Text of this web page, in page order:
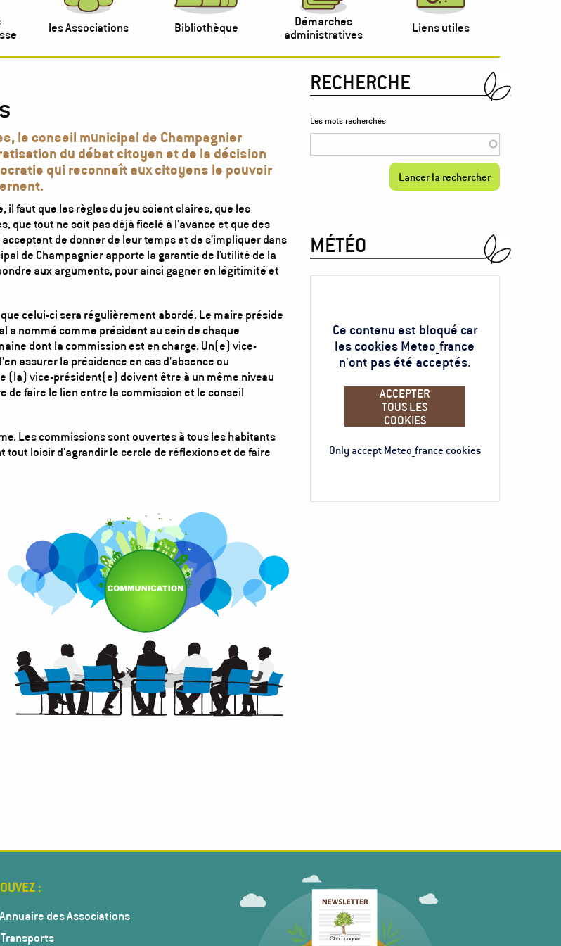
les Associations Bibliothèque
Démarches
administratives
Liens utiles
le conseil municipal de Champagnier
du débat citoyen et de la décision
qui reconnaît aux citoyens le pouvoir
faut que les règles du jeu soient claires, que les
que tout ne soit pas déjà ficelé à l’avance et que des
de donner de leur temps et de s’impliquer dans
de Champagnier apporte la garantie de l’utilité de la
aux arguments, pour ainsi gagner en légitimité et
celui-ci sera régulièrement abordé. Le maire préside
a nommé comme président au sein de chaque
dont la commission est en charge. Un(e) vice-
assurer la présidence en cas d'absence ou
vice-président(e) doivent être à un même niveau
faire le lien entre la commission et le conseil
Les commissions sont ouvertes à tous les habitants
loisir d'agrandir le cercle de réflexions et de faire
RECHERCHE
Les mots recherchés
MÉTÉO
Ce contenu est bloqué car
les cookies Meteo_france
n'ont pas été acceptés.
ACCEPTER
TOUS LES
COOKIES
Only accept Meteo_france cookies
Annuaire des Associations
Transports